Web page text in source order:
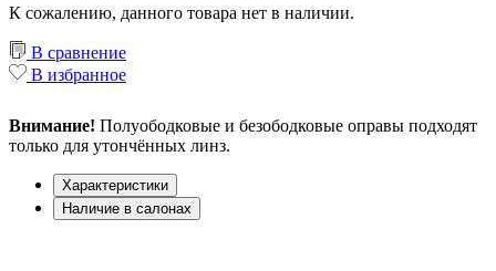
К сожалению, данного товара нет в наличии.
В сравнение
В избранное
Внимание! Полуободковые и безободковые оправы подходят
только для утончённых линз.
Характеристики
Наличие в салонах